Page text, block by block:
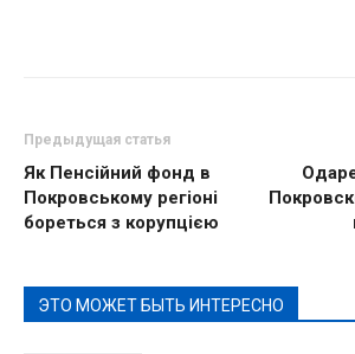
Предыдущая статья
Як Пенсійний фонд в
Покровському регіоні
бореться з корупцією
ЭТО МОЖЕТ БЫТЬ ИНТЕРЕСНО